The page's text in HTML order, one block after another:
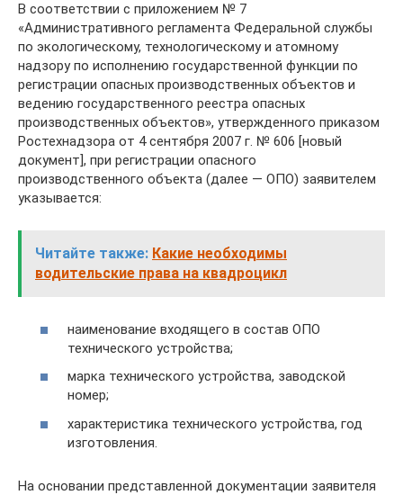
В соответствии с приложением № 7
«Административного регламента Федеральной службы
по экологическому, технологическому и атомному
надзору по исполнению государственной функции по
регистрации опасных производственных объектов и
ведению государственного реестра опасных
производственных объектов», утвержденного приказом
Ростехнадзора от 4 сентября 2007 г. № 606 [новый
документ], при регистрации опасного
производственного объекта (далее — ОПО) заявителем
указывается:
Читайте также: Какие необходимы
водительские права на квадроцикл
наименование входящего в состав ОПО
технического устройства;
марка технического устройства, заводской
номер;
характеристика технического устройства, год
изготовления.
На основании представленной документации заявителя